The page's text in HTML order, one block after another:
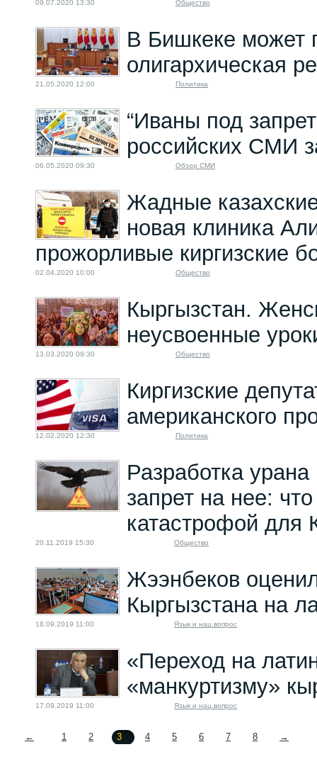
09.07.2020 13:30 Общество
В Бишкеке может
олигархическая
21.05.2020 12:00 Политика
“Иваны под
российских СМИ
06.05.2020 09:30 Обзор СМИ
Жадные
новая клиника
прожорливые киргизские
02.04.2020 10:00 Общество
Кыргызстан.
неусвоенные
13.03.2020 09:30 Общество
Киргизские
американского
12.02.2020 12:30 Политика
Разработка
запрет на нее:
катастрофой для
20.11.2019 15:30 Общество
Жээнбеков
Кыргызстана на
18.09.2019 11:00 Язык и нац.вопрос
«Переход на
«манкуртизму»
17.09.2019 11:00 Язык и нац.вопрос
← 1 2 3 4 5 6 7 8 →